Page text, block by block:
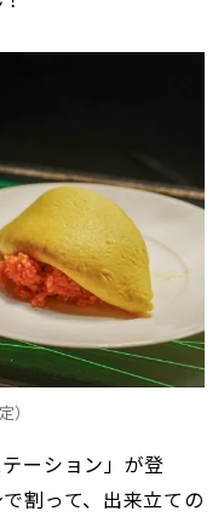
）
ーション」が登
割って、出来立ての